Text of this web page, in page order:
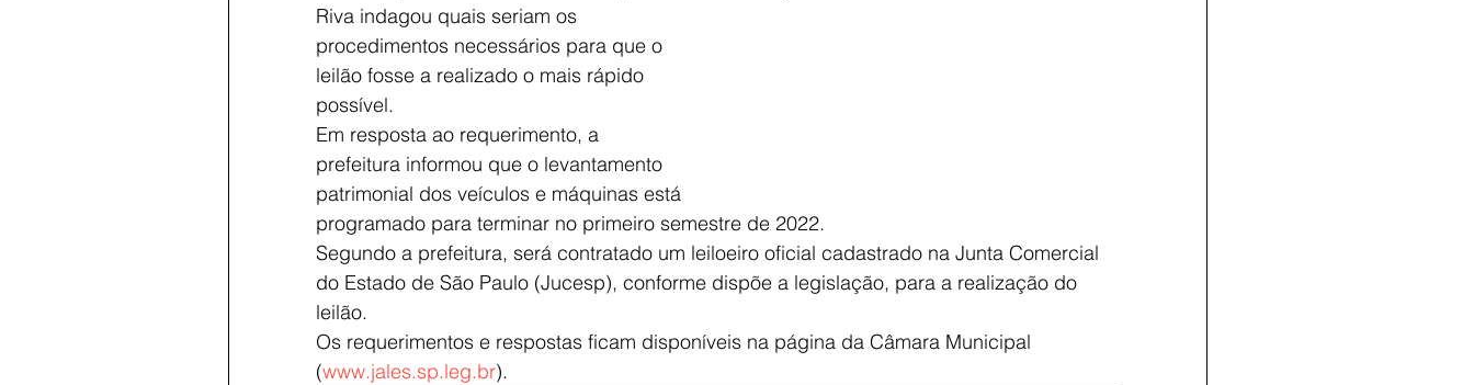
Riva indagou quais seriam os
procedimentos necessários para que o
leilão fosse a realizado o mais rápido
possível.
Em resposta ao requerimento, a
prefeitura informou que o levantamento
patrimonial dos veículos e máquinas está
programado para terminar no primeiro semestre de 2022.
Segundo a prefeitura, será contratado um leiloeiro oficial cadastrado na Junta Comercial
do Estado de São Paulo (Jucesp), conforme dispõe a legislação, para a realização do
leilão.
Os requerimentos e respostas ficam disponíveis na página da Câmara Municipal
(www.jales.sp.leg.br).